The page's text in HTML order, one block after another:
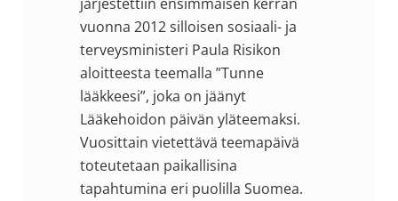
vuonna 2012 silloisen sosiaali- ja
terveysministeri Paula Risikon
aloitteesta teemalla ”Tunne
lääkkeesi”, joka on jäänyt
Lääkehoidon päivän yläteemaksi.
Vuosittain vietettävä teemapäivä
toteutetaan paikallisina
tapahtumina eri puolilla Suomea.